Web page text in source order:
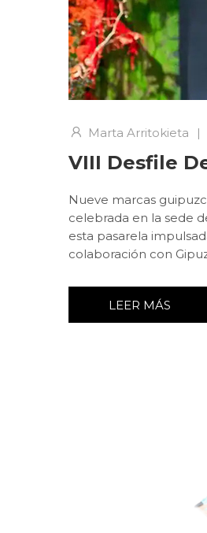
Marta Arritokieta |
VIII Desfile
Nueve marcas
celebrada en la sede
esta pasarela
colaboración con
LEER MÁS